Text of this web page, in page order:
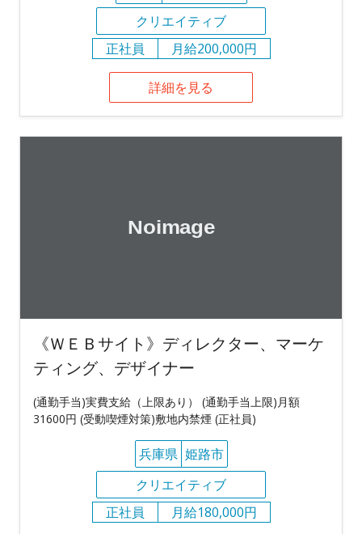
クリエイティブ
正社員
月給200,000円
詳細を見る
《ＷＥＢサイト》ディレクター、マーケ
ティング、デザイナー
(通勤手当)実費支給（上限あり） (通勤手当上限)月額
31600円 (受動喫煙対策)敷地内禁煙 (正社員)
兵庫県 姫路市
クリエイティブ
正社員
月給180,000円